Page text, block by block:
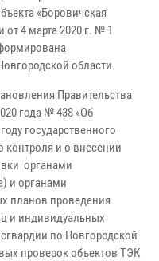
«Боровичская
от 4 марта 2020 г. № 1
области.
Правительства
года № 438 «Об
государственного
контроля и о внесении
органами
и органами
планов проведения
и индивидуальных
по Новгородской
проверок объектов ТЭК